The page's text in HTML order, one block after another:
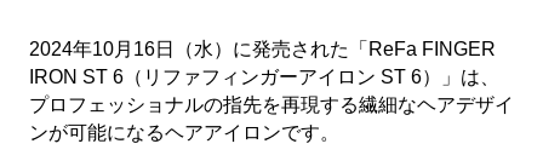
2024年10月16日（水）に発売された「ReFa FINGER
IRON ST 6（リファフィンガーアイロン ST 6）」は、
プロフェッショナルの指先を再現する繊細なヘアデザイ
ンが可能になるヘアアイロンです。